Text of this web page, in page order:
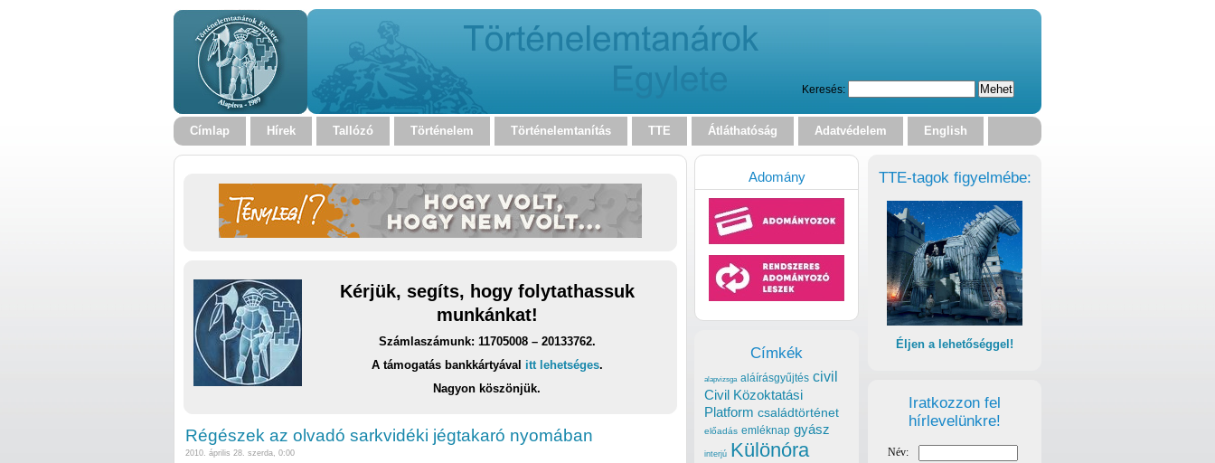
Keresés:
Címlap Hírek Tallózó Történelem Történelemtanítás TTE Átláthatóság Adatvédelem English
Kérjük, segíts, hogy folytathassuk
munkánkat!
Számlaszámunk: 11705008 – 20133762.
A támogatás bankkártyával itt lehetséges.
Nagyon köszönjük.
Régészek az olvadó sarkvidéki jégtakaró nyomában
2010. április 28. szerda, 0:00
TTE-tagok figyelmébe:
Éljen a lehetőséggel!
Iratkozzon fel
hírlevelünkre!
Adomány
Címkék
alapvizsga aláírásgyűjtés civil
Civil Közoktatási
Platform családtörténet
előadás emléknap gyász
interjú Különóra